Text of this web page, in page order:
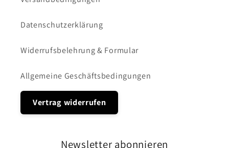
Datenschutzerklärung
Widerrufsbelehrung & Formular
Allgemeine Geschäftsbedingungen
Vertrag widerrufen
Newsletter abonnieren